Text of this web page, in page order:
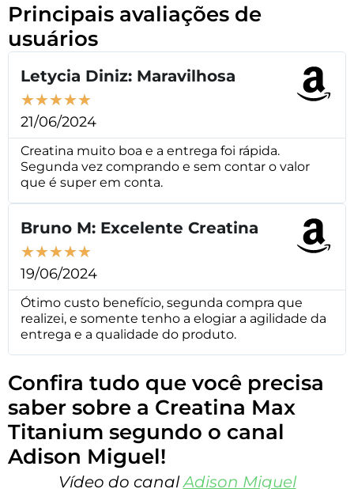
Principais avaliações de
usuários
Letycia Diniz: Maravilhosa
★★★★★
21/06/2024
Creatina muito boa e a entrega foi rápida.
Segunda vez comprando e sem contar o valor
que é super em conta.
Bruno M: Excelente Creatina
★★★★★
19/06/2024
Ótimo custo benefício, segunda compra que
realizei, e somente tenho a elogiar a agilidade da
entrega e a qualidade do produto.
Confira tudo que você precisa
saber sobre a Creatina Max
Titanium segundo o canal
Adison Miguel!
Vídeo do canalAdison Miguel